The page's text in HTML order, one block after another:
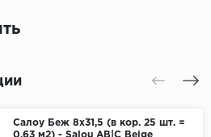
Салоу Беж 8x31,5 (в кор. 25 шт. =
0,63 м2) - Salou AB|C Beige